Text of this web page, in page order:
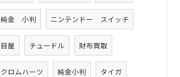
純金 小判 ニンテンドー スイッチ
目屋 チュードル 財布買取
クロムハーツ 純金小判 タイガ